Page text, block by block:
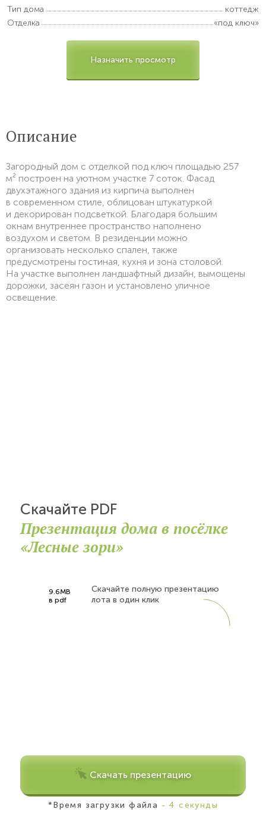
Тип дома
коттедж
Отделка
«под ключ»
Назначить просмотр
Описание
Загородный дом c отделкой под ключ площадью 257
м² построен на уютном участке 7 соток. Фасад
двухэтажного здания из кирпича выполнен
в современном стиле, облицован штукатуркой
и декорирован подсветкой. Благодаря большим
окнам внутреннее пространство наполнено
воздухом и светом. В резиденции можно
организовать несколько спален, также
предусмотрены гостиная, кухня и зона столовой.
На участке выполнен ландшафтный дизайн, вымощены
дорожки, засеян газон и установлено уличное
освещение.
Скачайте PDF
Презентация дома в посёлке
«Лесные зори»
9.6MB
в pdf
Скачайте полную презентацию
лота в один клик
Скачать презентацию
*Время загрузки файла - 4 секунды